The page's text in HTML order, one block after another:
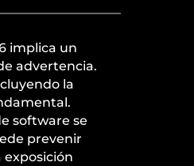
implica un
advertencia.
la
software se
prevenir
exposición